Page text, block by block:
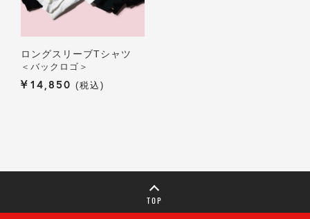
ロングスリーブTシャツ
＜バックロゴ＞
¥ 14,850 税込
TOP